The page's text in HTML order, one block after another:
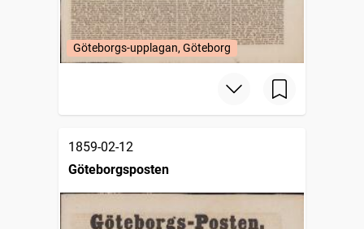
Göteborgs-upplagan, Göteborg
1859-02-12
Göteborgsposten